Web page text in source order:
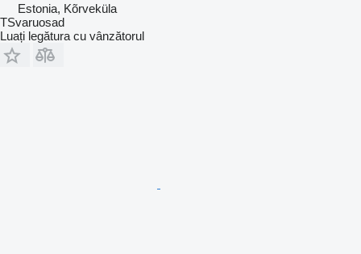
Estonia, Kõrveküla
TSvaruosad
Luați legătura cu vânzătorul